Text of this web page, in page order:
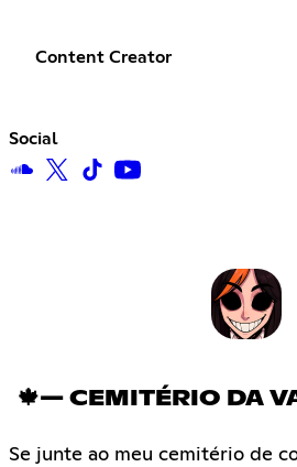
Content Creator
Social
🍁— CEMITÉRIO DA
Se junte ao meu cemitério de